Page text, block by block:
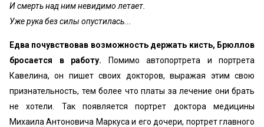
И смерть над ним невидимо летает.
Уже рука без силы опустилась...
Едва почувствовав возможность держать кисть, Брюллов
бросается в работу.
Помимо автопортрета и портрета
Кавелина, он пишет своих докторов, выражая этим свою
признательность, тем более что платы за лечение они брать
не хотели. Так появляется портрет доктора медицины
Михаила Антоновича Маркуса и его дочери, портрет главного